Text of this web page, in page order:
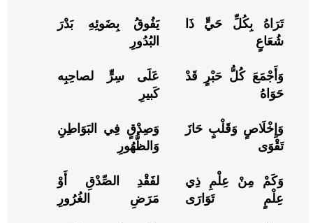
تَرَاهُ بِكُلِّ حَيٍّ ذَا
شُعَاعٍ
يَفُوقُ بِضَوئِهِ بَدْرَ
البُدُورِ
وَأَجْمَعَ كُلُّ حَبْرٍ قَدْ
حَوَاهُ
عَلَى سِرٍّ لصاحِبِه
كَبيرِ
وَإِخْلَاصٍ وَقَلْبٍ حَازَ
تَقْوَى
وَصِدْقٍ فِي البَوَاطِنِ
وَالظُّهُورِ
وَكَمْ مِنْ عِلْمِ ذِي
عِلْمٍ تَوَارَى
لفَقْدِ الصِّدْقِ أَوْ
مَرَضِ الغُرُورِ